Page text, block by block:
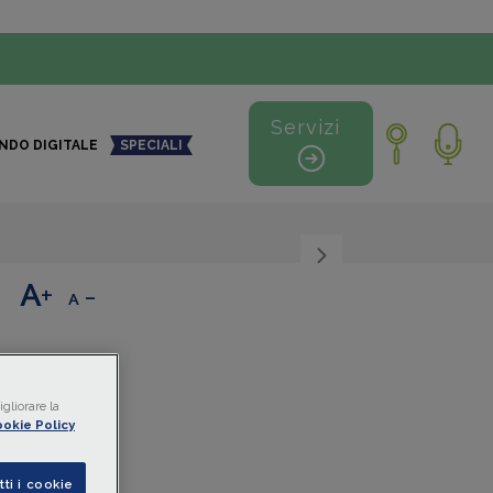
DIGITALE SPECIALI
Servizi
alla
+ -
la
Policy
i cookie